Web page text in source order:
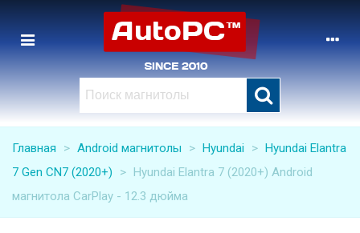
Главная > Android магнитолы > Hyundai > Hyundai Elantra
7 Gen CN7 (2020+)
> Hyundai Elantra 7 (2020+) Android
магнитола CarPlay - 12.3 дюйма